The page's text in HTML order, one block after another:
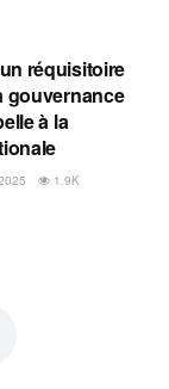
réquisitoire
gouvernance
à la
1.9K